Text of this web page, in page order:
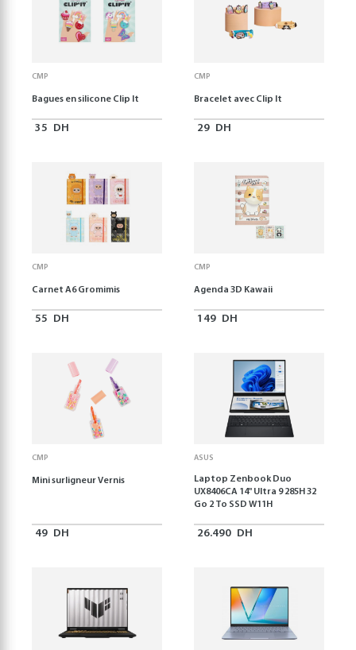
CMP
Bagues en silicone Clip It
35 DH
CMP
Bracelet avec Clip It
29 DH
CMP
Carnet A6 Gromimis
55 DH
CMP
Agenda 3D Kawaii
149 DH
CMP
Mini surligneur Vernis
49 DH
ASUS
Laptop Zenbook Duo
UX8406CA 14'' Ultra 9 285H 32
Go 2 To SSD W11H
26.490 DH